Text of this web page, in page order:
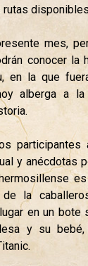
mes,
conocer la
en la que
alberga a la
participantes
y anécdotas
la
en un bote
y su